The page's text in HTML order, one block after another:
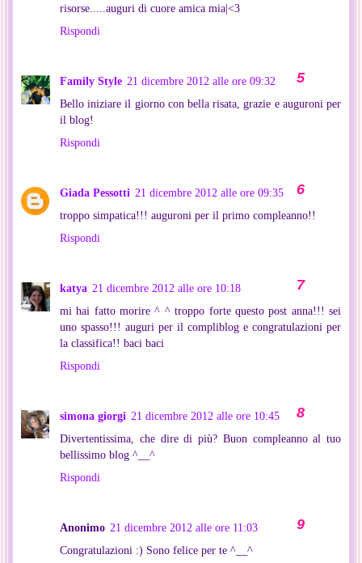
risorse.....auguri di cuore amica mia|<3
Rispondi
Family Style 21 dicembre 2012 alle ore 09:32
Bello iniziare il giorno con bella risata, grazie e auguroni per
il blog!
Rispondi
Giada Pessotti 21 dicembre 2012 alle ore 09:35
troppo simpatica!!! auguroni per il primo compleanno!!
Rispondi
katya 21 dicembre 2012 alle ore 10:18
mi hai fatto morire ^ ^ troppo forte questo post anna!!! sei
uno spasso!!! auguri per il compliblog e congratulazioni per
la classifica!! baci baci
Rispondi
simona giorgi 21 dicembre 2012 alle ore 10:45
Divertentissima, che dire di più? Buon compleanno al tuo
bellissimo blog ^__^
Rispondi
Anonimo 21 dicembre 2012 alle ore 11:03
Congratulazioni :) Sono felice per te ^__^